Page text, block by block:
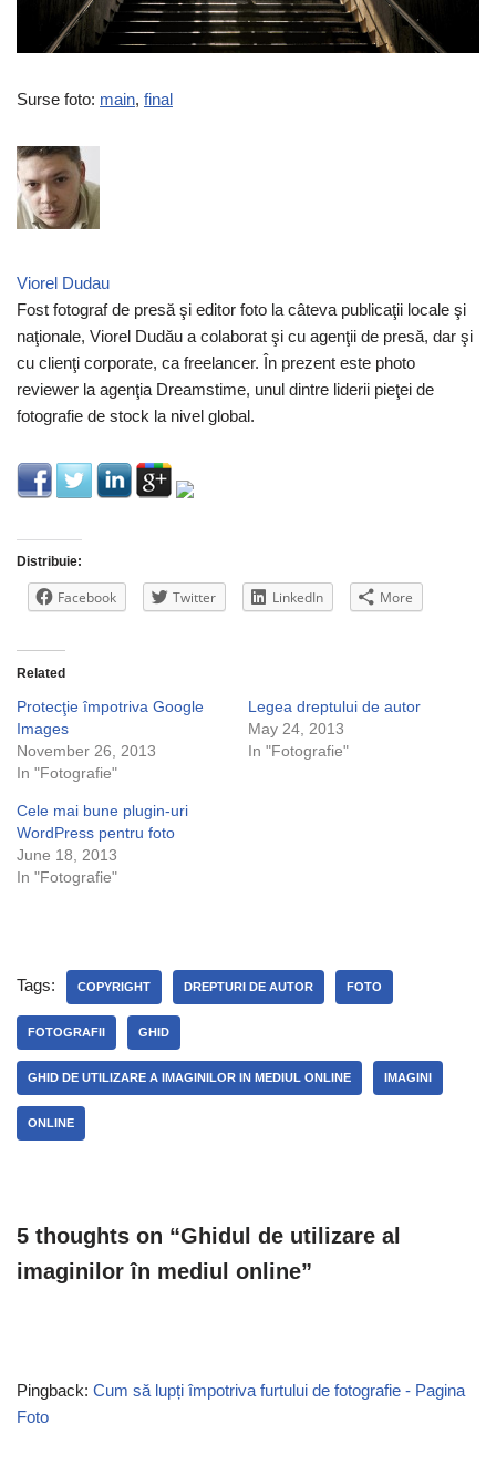
Surse foto: main, final
Viorel Dudau
Fost fotograf de presă şi editor foto la câteva publicaţii locale şi
naţionale, Viorel Dudău a colaborat şi cu agenţii de presă, dar şi
cu clienţi corporate, ca freelancer. În prezent este photo
reviewer la agenţia Dreamstime, unul dintre liderii pieţei de
fotografie de stock la nivel global.
Distribuie:
Facebook Twitter LinkedIn More
Related
Protecţie împotriva Google
Images
November 26, 2013
In "Fotografie"
Legea dreptului de autor
May 24, 2013
In "Fotografie"
Cele mai bune plugin-uri
WordPress pentru foto
June 18, 2013
In "Fotografie"
Tags: COPYRIGHT DREPTURI DE AUTOR FOTO
FOTOGRAFII GHID
GHID DE UTILIZARE A IMAGINILOR IN MEDIUL ONLINE IMAGINI
ONLINE
5 thoughts on “Ghidul de utilizare al
imaginilor în mediul online”
Pingback: Cum să lupți împotriva furtului de fotografie - Pagina
Foto